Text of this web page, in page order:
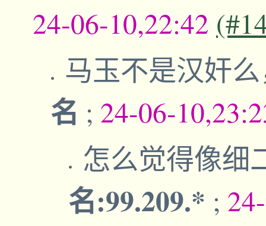
24-06-10,22:42
马玉不是汉奸
名 ; 24-06-
怎么觉得像细
名:99.209.* ;